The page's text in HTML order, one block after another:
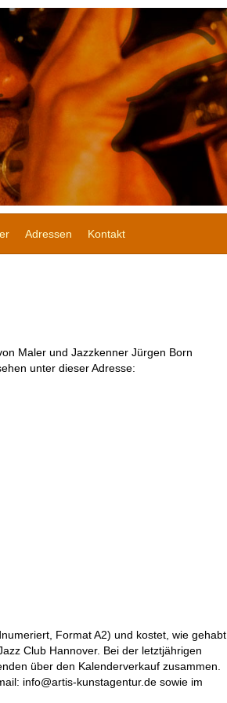
Adressen Kontakt
Maler und Jazzkenner Jürgen Born
unter dieser Adresse:
Format A2) und kostet, wie gehabt
Club Hannover. Bei der letztjährigen
über den Kalenderverkauf zusammen.
info@artis-kunstagentur.de sowie im